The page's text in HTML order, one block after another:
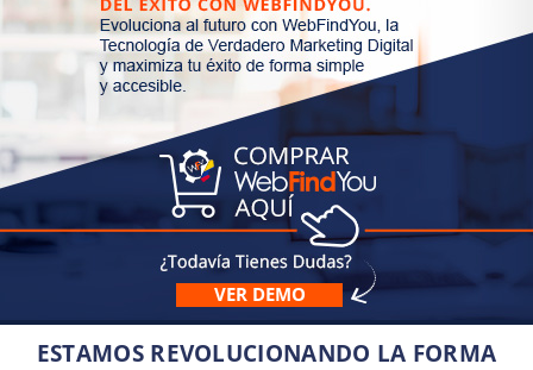
VER DEMO
ESTAMOS REVOLUCIONANDO LA FORMA